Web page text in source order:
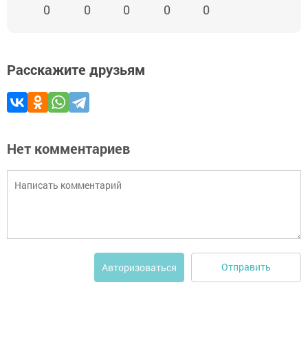
0 0 0 0 0
Расскажите друзьям
Нет комментариев
Авторизоваться Отправить